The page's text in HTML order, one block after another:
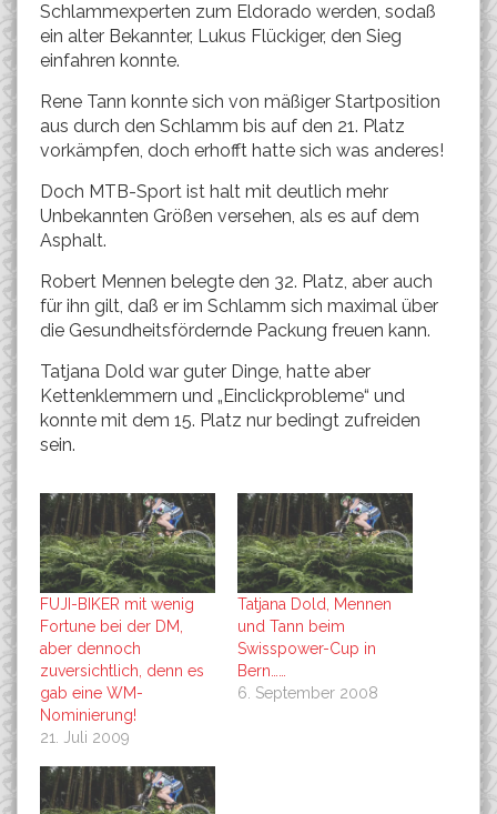
Schlammexperten zum Eldorado werden, sodaß
ein alter Bekannter, Lukus Flückiger, den Sieg
einfahren konnte.
Rene Tann konnte sich von mäßiger Startposition
aus durch den Schlamm bis auf den 21. Platz
vorkämpfen, doch erhofft hatte sich was anderes!
Doch MTB-Sport ist halt mit deutlich mehr
Unbekannten Größen versehen, als es auf dem
Asphalt.
Robert Mennen belegte den 32. Platz, aber auch
für ihn gilt, daß er im Schlamm sich maximal über
die Gesundheitsfördernde Packung freuen kann.
Tatjana Dold war guter Dinge, hatte aber
Kettenklemmern und „Einclickprobleme“ und
konnte mit dem 15. Platz nur bedingt zufreiden
sein.
FUJI-BIKER mit wenig
Fortune bei der DM,
aber dennoch
zuversichtlich, denn es
gab eine WM-
Nominierung!
21. Juli 2009
Tatjana Dold, Mennen
und Tann beim
Swisspower-Cup in
Bern……
6. September 2008